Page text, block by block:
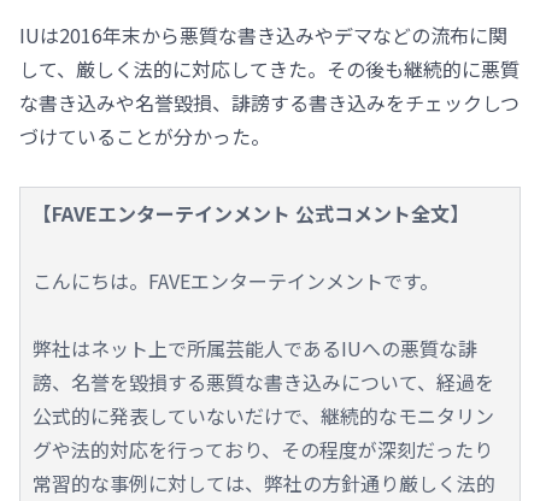
IUは2016年末から悪質な書き込みやデマなどの流布に関
して、厳しく法的に対応してきた。その後も継続的に悪質
な書き込みや名誉毀損、誹謗する書き込みをチェックしつ
づけていることが分かった。
【FAVEエンターテインメント 公式コメント全文】
こんにちは。FAVEエンターテインメントです。
弊社はネット上で所属芸能人であるIUへの悪質な誹
謗、名誉を毀損する悪質な書き込みについて、経過を
公式的に発表していないだけで、継続的なモニタリン
グや法的対応を行っており、その程度が深刻だったり
常習的な事例に対しては、弊社の方針通り厳しく法的